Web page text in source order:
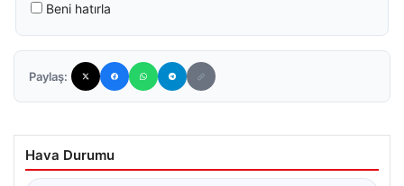
Beni hatırla
Paylaş:
Hava Durumu